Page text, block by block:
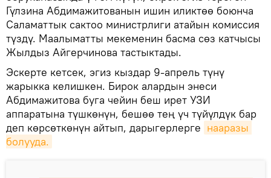
Гүлзина Абдимажитованын ишин иликтөө боюнча
Саламаттык сактоо министрлиги атайын комиссия
түздү. Маалыматты мекеменин басма сөз катчысы
Жылдыз Айгерчинова тастыктады.
Эскерте кетсек, эгиз кыздар 9-апрель түнү
жарыкка келишкен. Бирок алардын энеси
Абдимажитова буга чейин беш ирет УЗИ
аппаратына түшкөнүн, бешөө тең үч түйүлдүк бар
деп көрсөткөнүн айтып, дарыгерлерге нааразы
болууда.